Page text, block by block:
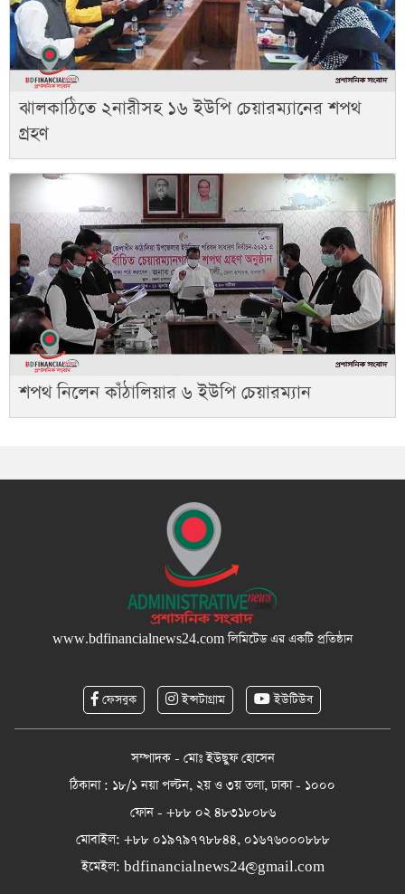
ঝালকাঠিতে ২নারীসহ ১৬ ইউপি চেয়ারম্যানের শপথ
গ্রহণ
শপথ নিলেন কাঁঠালিয়ার ৬ ইউপি চেয়ারম্যান
www.bdfinancialnews24.comলিমিটেড এর একটি প্রতিষ্ঠান
ফেসবুক ইন্সটাগ্রাম ইউটিউব
সম্পাদক - মোঃ ইউছুফ হোসেন
ঠিকানা : ১৮/১ নয়া পল্টন, ২য় ও ৩য় তলা, ঢাকা - ১০০০
ফোন - +৮৮ ০২ ৪৮৩১৮০৮৬
মোবাইল: +৮৮ ০১৯৭৯৭৭৮৮৪৪, ০১৬৭৬০০০৮৮৮
ইমেইল: bdfinancialnews24@gmail.com